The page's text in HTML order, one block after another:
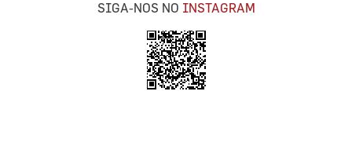
SIGA-NOS NO INSTAGRAM